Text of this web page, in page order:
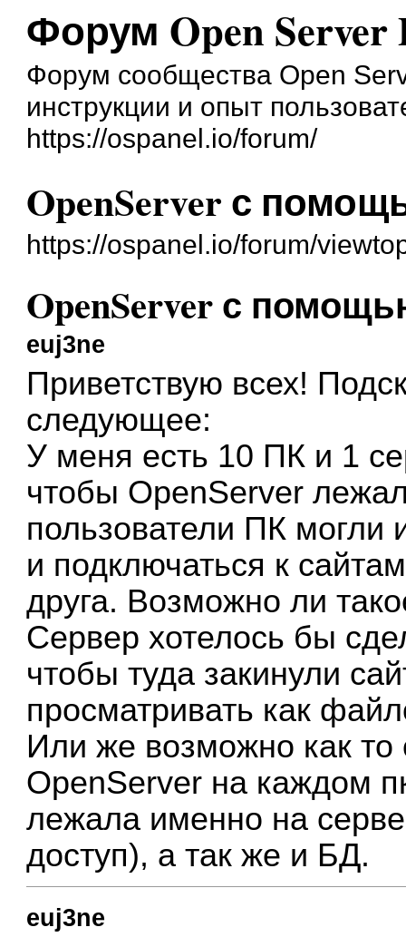
Форум Open Server
Форум сообщества Open
инструкции и опыт
https://ospanel.io/forum/
OpenServer с
https://ospanel.io/forum/
OpenServer с
euj3ne
Приветствую всех!
следующее:
У меня есть 10 ПК и 1
чтобы OpenServer
пользователи ПК могли
и подключаться к
друга. Возможно ли
Сервер хотелось бы
чтобы туда закинули
просматривать как
Или же возможно как то
OpenServer на каждом
лежала именно на
доступ), а так же и БД.
euj3ne